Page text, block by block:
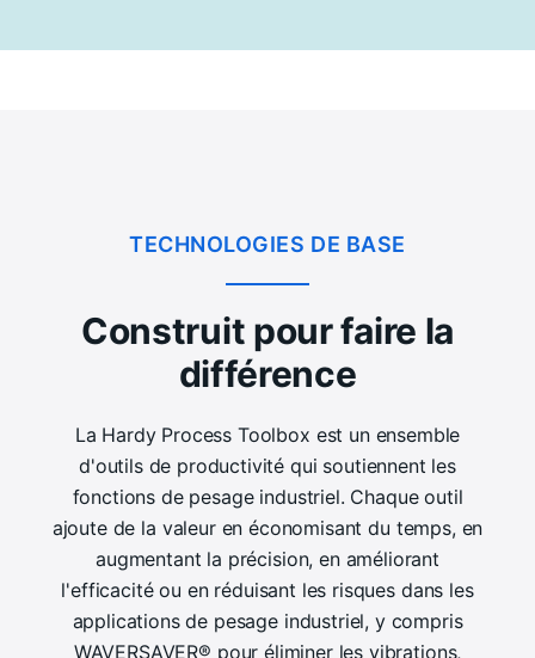
TECHNOLOGIES DE BASE
Construit pour faire la
différence
La Hardy Process Toolbox est un ensemble
d'outils de productivité qui soutiennent les
fonctions de pesage industriel. Chaque outil
ajoute de la valeur en économisant du temps, en
augmentant la précision, en améliorant
l'efficacité ou en réduisant les risques dans les
applications de pesage industriel, y compris
WAVERSAVER® pour éliminer les vibrations,